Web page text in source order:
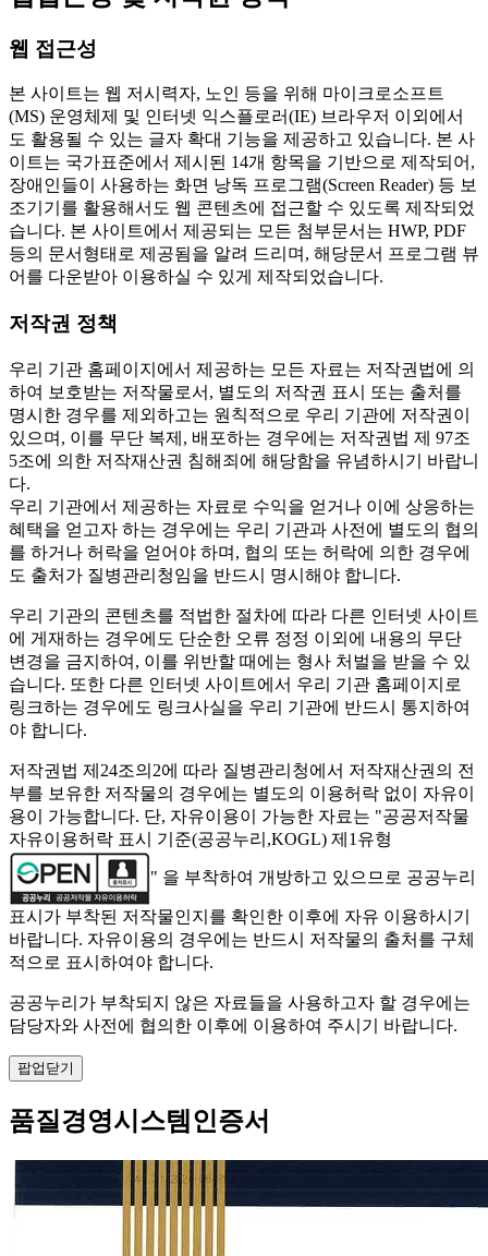
웹 접근성
본 사이트는 웹 저시력자, 노인 등을 위해 마이크로소프트
(MS) 운영체제 및 인터넷 익스플로러(IE) 브라우저 이외에서
도 활용될 수 있는 글자 확대 기능을 제공하고 있습니다. 본 사
이트는 국가표준에서 제시된 14개 항목을 기반으로 제작되어,
장애인들이 사용하는 화면 낭독 프로그램(Screen Reader) 등 보
조기기를 활용해서도 웹 콘텐츠에 접근할 수 있도록 제작되었
습니다. 본 사이트에서 제공되는 모든 첨부문서는 HWP, PDF
등의 문서형태로 제공됨을 알려 드리며, 해당문서 프로그램 뷰
어를 다운받아 이용하실 수 있게 제작되었습니다.
저작권 정책
우리 기관 홈페이지에서 제공하는 모든 자료는 저작권법에 의
하여 보호받는 저작물로서, 별도의 저작권 표시 또는 출처를
명시한 경우를 제외하고는 원칙적으로 우리 기관에 저작권이
있으며, 이를 무단 복제, 배포하는 경우에는 저작권법 제 97조
5조에 의한 저작재산권 침해죄에 해당함을 유념하시기 바랍니
다.
우리 기관에서 제공하는 자료로 수익을 얻거나 이에 상응하는
혜택을 얻고자 하는 경우에는 우리 기관과 사전에 별도의 협의
를 하거나 허락을 얻어야 하며, 협의 또는 허락에 의한 경우에
도 출처가 질병관리청임을 반드시 명시해야 합니다.
우리 기관의 콘텐츠를 적법한 절차에 따라 다른 인터넷 사이트
에 게재하는 경우에도 단순한 오류 정정 이외에 내용의 무단
변경을 금지하여, 이를 위반할 때에는 형사 처벌을 받을 수 있
습니다. 또한 다른 인터넷 사이트에서 우리 기관 홈페이지로
링크하는 경우에도 링크사실을 우리 기관에 반드시 통지하여
야 합니다.
저작권법 제24조의2에 따라 질병관리청에서 저작재산권의 전
부를 보유한 저작물의 경우에는 별도의 이용허락 없이 자유이
용이 가능합니다. 단, 자유이용이 가능한 자료는 "공공저작물
자유이용허락 표시 기준(공공누리,KOGL) 제1유형
" 을 부착하여 개방하고 있으므로 공공누리
표시가 부착된 저작물인지를 확인한 이후에 자유 이용하시기
바랍니다. 자유이용의 경우에는 반드시 저작물의 출처를 구체
적으로 표시하여야 합니다.
공공누리가 부착되지 않은 자료들을 사용하고자 할 경우에는
담당자와 사전에 협의한 이후에 이용하여 주시기 바랍니다.
팝업닫기
품질경영시스템인증서